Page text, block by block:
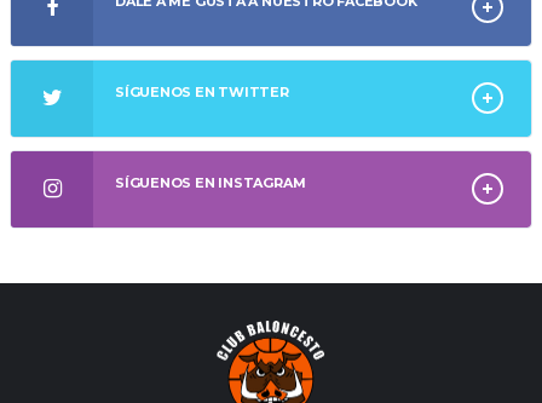
SÍGUENOS EN TWITTER
SÍGUENOS EN INSTAGRAM